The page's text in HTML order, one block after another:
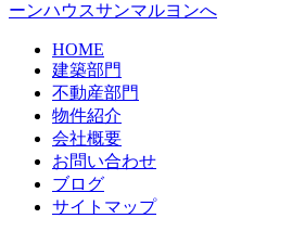
ーンハウスサンマルヨンへ
HOME
建築部門
不動産部門
物件紹介
会社概要
お問い合わせ
ブログ
サイトマップ